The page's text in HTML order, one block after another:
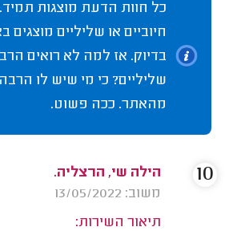
כל חוות הדעת מוצגות תמיד.
חיוביים או שליליים מוצגים
בדיוק. אז למה לא רואים
שליליים? כי מי שיש לו
מהאתר. ככה פשוט.
הילה שי, הרצליה.
משוב: 13/05/2022
תיאור השירות:
10